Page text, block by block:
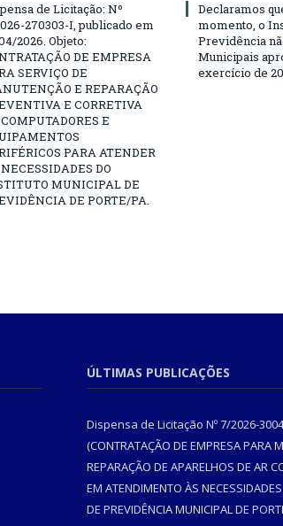
de Licitação: Nº
270303-I, publicado em
2026. Objeto:
DE EMPRESA
SERVIÇO DE
E REPARAÇÃO
E CORRETIVA
E
PARA ATENDER
DO
MUNICIPAL DE
DE PORTE/PA.
Declaramos
momento, o
Previdência
Municipais
exercício de
ÚLTIMAS PUBLICAÇÕES
Dispensa de Licitação Nº 7/2026-
(CONTRATAÇÃO DE EMPRESA PARA
REPARAÇÃO DE APARELHOS DE AR
EM ATENDIMENTO ÀS
DE PREVIDÊNCIA MUNICIPAL DE